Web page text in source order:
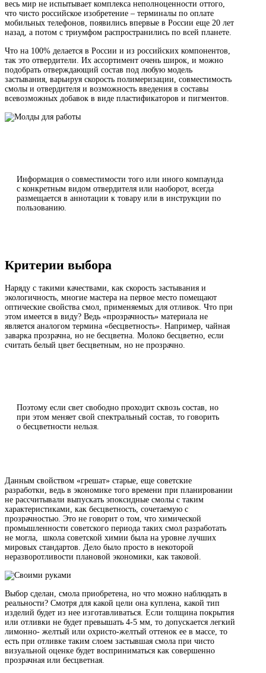
весь мир не испытывает комплекса неполноценности оттого,
что чисто российское изобретение – терминалы по оплате
мобильных телефонов, появились впервые в России еще 20 лет
назад, а потом с триумфом распространились по всей планете.
Что на 100% делается в России и из российских компонентов,
так это отвердители. Их ассортимент очень широк, и можно
подобрать отверждающий состав под любую модель
застывания, варьируя скорость полимеризации, совместимость
смолы и отвердителя и возможность введения в составы
всевозможных добавок в виде пластификаторов и пигментов.
Информация о совместимости того или иного компаунда
с конкретным видом отвердителя или наоборот, всегда
размещается в аннотации к товару или в инструкции по
пользованию.
Критерии выбора
Наряду с такими качествами, как скорость застывания и
экологичность, многие мастера на первое место помещают
оптические свойства смол, применяемых для отливок. Что при
этом имеется в виду? Ведь «прозрачность» материала не
является аналогом термина «бесцветность». Например, чайная
заварка прозрачна, но не бесцветна. Молоко бесцветно, если
считать белый цвет бесцветным, но не прозрачно.
Поэтому если свет свободно проходит сквозь состав, но
при этом меняет свой спектральный состав, то говорить
о бесцветности нельзя.
Данным свойством «грешат» старые, еще советские
разработки, ведь в экономике того времени при планировании
не рассчитывали выпускать эпоксидные смолы с таким
характеристиками, как бесцветность, сочетаемую с
прозрачностью. Это не говорит о том, что химической
промышленности советского периода таких смол разработать
не могла, школа советской химии была на уровне лучших
мировых стандартов. Дело было просто в некоторой
неразворотливости плановой экономики, как таковой.
Выбор сделан, смола приобретена, но что можно наблюдать в
реальности? Смотря для какой цели она куплена, какой тип
изделий будет из нее изготавливаться. Если толщина покрытия
или отливки не будет превышать 4-5 мм, то допускается легкий
лимонно- желтый или охристо-желтый оттенок ее в массе, то
есть при отливке таким слоем застывшая смола при чисто
визуальной оценке будет восприниматься как совершенно
прозрачная или бесцветная.